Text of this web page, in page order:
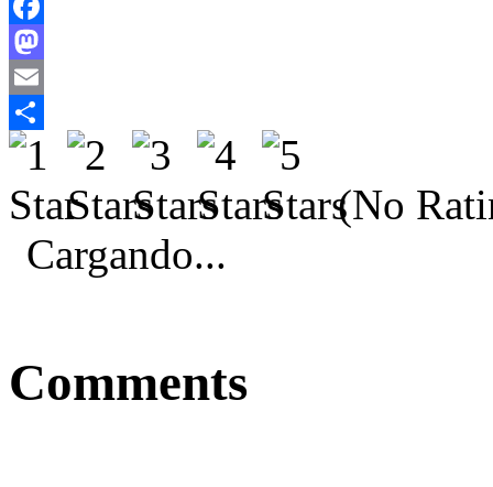
Facebook
Mastodon
Email
Compartir
(No
Cargando...
Comments